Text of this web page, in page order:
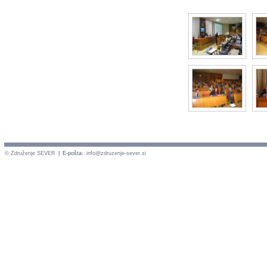
© Združenje SEVER E-pošta: info@zdruzenje-sever.si